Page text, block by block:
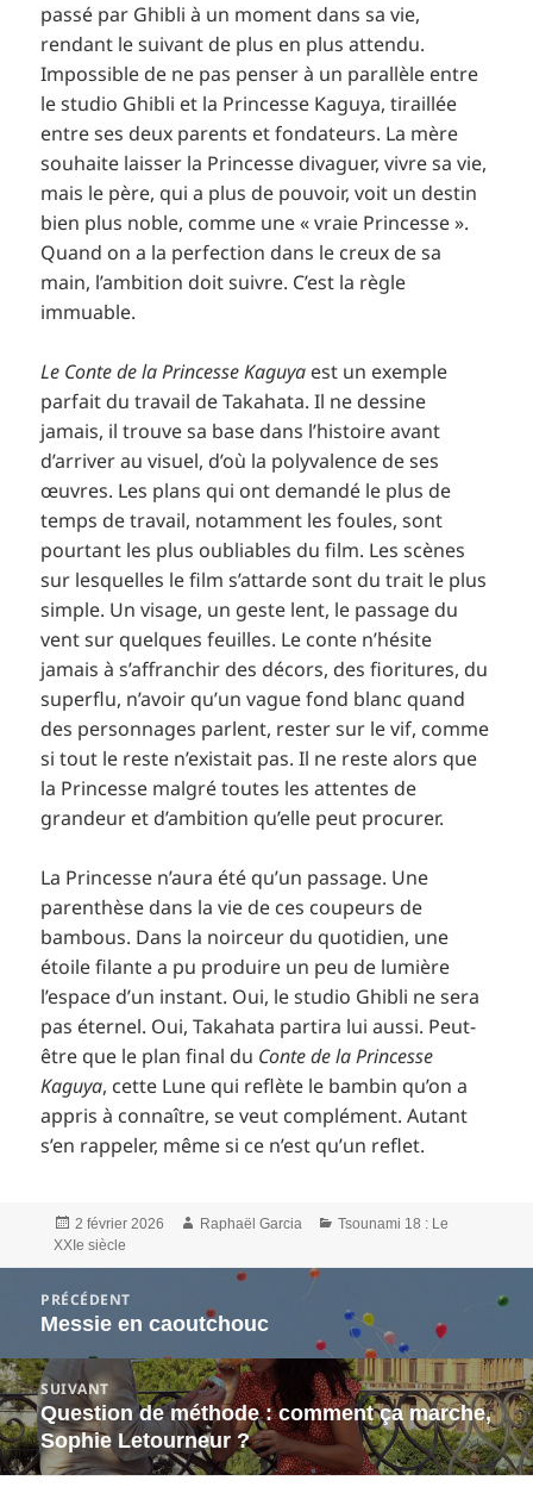
passé par Ghibli à un moment dans sa vie,
rendant le suivant de plus en plus attendu.
Impossible de ne pas penser à un parallèle entre
le studio Ghibli et la Princesse Kaguya, tiraillée
entre ses deux parents et fondateurs. La mère
souhaite laisser la Princesse divaguer, vivre sa vie,
mais le père, qui a plus de pouvoir, voit un destin
bien plus noble, comme une « vraie Princesse ».
Quand on a la perfection dans le creux de sa
main, l’ambition doit suivre. C’est la règle
immuable.
Le Conte de la Princesse Kaguya est un exemple
parfait du travail de Takahata. Il ne dessine
jamais, il trouve sa base dans l’histoire avant
d’arriver au visuel, d’où la polyvalence de ses
œuvres. Les plans qui ont demandé le plus de
temps de travail, notamment les foules, sont
pourtant les plus oubliables du film. Les scènes
sur lesquelles le film s’attarde sont du trait le plus
simple. Un visage, un geste lent, le passage du
vent sur quelques feuilles. Le conte n’hésite
jamais à s’affranchir des décors, des fioritures, du
superflu, n’avoir qu’un vague fond blanc quand
des personnages parlent, rester sur le vif, comme
si tout le reste n’existait pas. Il ne reste alors que
la Princesse malgré toutes les attentes de
grandeur et d’ambition qu’elle peut procurer.
La Princesse n’aura été qu’un passage. Une
parenthèse dans la vie de ces coupeurs de
bambous. Dans la noirceur du quotidien, une
étoile filante a pu produire un peu de lumière
l’espace d’un instant. Oui, le studio Ghibli ne sera
pas éternel. Oui, Takahata partira lui aussi. Peut-
être que le plan final du Conte de la Princesse
Kaguya, cette Lune qui reflète le bambin qu’on a
appris à connaître, se veut complément. Autant
s’en rappeler, même si ce n’est qu’un reflet.
Publié
le
2 février 2026 Auteur
Raphaël Garcia Catégories
Tsounami 18 : Le
XXIe siècle
l’article
PRÉCÉDENT
Article
précédent :
Messie en caoutchouc
SUIVANT
Article
suivant :
Question de méthode : comment ça marche,
Sophie Letourneur ?